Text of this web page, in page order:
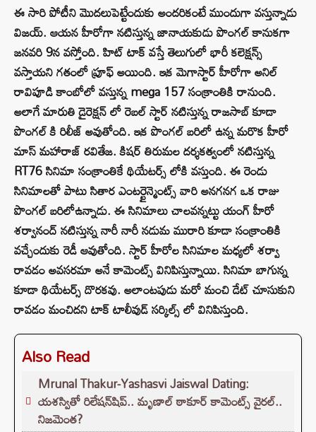
ఈ సారి పోటీని మొదలుపెట్టేందుకు అందరికంటే ముందుగా వస్తున్నాడు
విజయ్. ఆయన హీరోగా నటిస్తున్న జానాయకుడు పొంగల్ కానుకగా
జనవరి 9న వస్తోంది. హిట్ టాక్ వస్తే తెలుగులో భారీ కలెక్షన్స్
వస్తాయని గతంలో ప్రూఫ్ అయింది. ఇక మెగాస్టార్ హీరోగా అనిల్
రావిపూడి కాంబోలో వస్తున్న mega 157 సంక్రాంతికి రానుంది.
అలాగే మారుతి డైరెక్షన్ లో రెబల్ స్టార్ నటిస్తున్న రాజసాబ్ కూడా
పొంగల్ కి రిలీజ్ అవుతోంది. ఇక పొంగల్ బరిలో ఉన్న మరొక హీరో
మాస్ మహారాజ్ రవితేజ. కిషర్ తిరుమల దర్శకత్వంలో నటిస్తున్న
RT76 సినిమా సంక్రాంతికే థియేటర్స్ లోకి వస్తుంది. ఈ రెండు
సినిమాలతో పాటు సితార ఎంటర్టైన్మెంట్స్ వారి అనగనగ ఒక రాజు
పొంగల్ బరిలోఉన్నాడు. ఈ సినిమాలు చాలవన్నట్టు యంగ్ హీరో
శర్వానంద్ నటిస్తున్న నారీ నారీ నడుమ మురారి కూడా సంక్రాంతికి
వచ్చేందుకు రెడీ ఆవుతోంది. స్టార్ హీరోల సినిమాల మధ్యలో శర్వా
రావడం అవసరమా అనే కామెంట్స్ వినిపిస్తున్నాయి. సినిమా బాగున్న
కూడా థియేటర్స్ దొరకవు. అలాంటపుడు మరో మంచి డేట్ చూసుకుని
రావడం మంచిదని టాక్ టాలీవుడ్ సర్కిల్స్ లో వినిపిస్తుంది.
Also Read
Mrunal Thakur-Yashasvi Jaiswal Dating:
యశస్వితో రిలేషన్‌షిప్.. మృణాల్ ఠాకూర్ కామెంట్స్ వైరల్..
నిజమెంత?